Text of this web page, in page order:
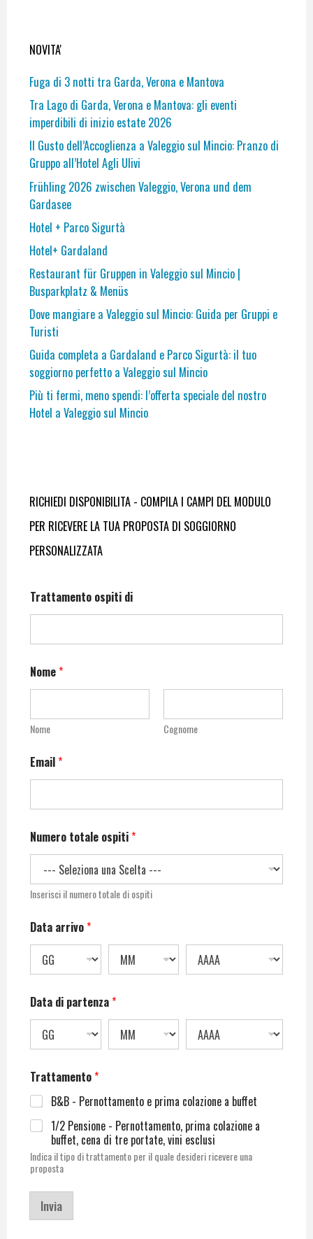
NOVITA'
Fuga di 3 notti tra Garda, Verona e Mantova
Tra Lago di Garda, Verona e Mantova: gli eventi
imperdibili di inizio estate 2026
Il Gusto dell’Accoglienza a Valeggio sul Mincio: Pranzo di
Gruppo all’Hotel Agli Ulivi
Frühling 2026 zwischen Valeggio, Verona und dem
Gardasee
Hotel + Parco Sigurtà
Hotel+ Gardaland
Restaurant für Gruppen in Valeggio sul Mincio |
Busparkplatz & Menüs
Dove mangiare a Valeggio sul Mincio: Guida per Gruppi e
Turisti
Guida completa a Gardaland e Parco Sigurtà: il tuo
soggiorno perfetto a Valeggio sul Mincio
Più ti fermi, meno spendi: l’offerta speciale del nostro
Hotel a Valeggio sul Mincio
RICHIEDI DISPONIBILITA - COMPILA I CAMPI DEL MODULO
PER RICEVERE LA TUA PROPOSTA DI SOGGIORNO
PERSONALIZZATA
Trattamento ospiti di
Nome*
Nome Cognome
Email*
Numero totale ospiti*
Inserisci il numero totale di ospiti
Data arrivo*
Data di partenza*
Trattamento*
B&B - Pernottamento e prima colazione a buffet
1/2 Pensione - Pernottamento, prima colazione a
buffet, cena di tre portate, vini esclusi
Indica il tipo di trattamento per il quale desideri ricevere una
proposta
Invia